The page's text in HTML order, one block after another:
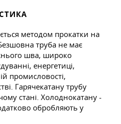
методом прокатки на
труба не має
шва, широко
енергетиці,
промисловості,
Гарячекатану трубу
стані. Холоднокатану -
обробляють у